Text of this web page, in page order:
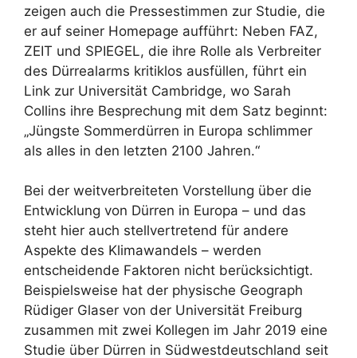
zeigen auch die Pressestimmen zur Studie, die
er auf seiner Homepage aufführt: Neben FAZ,
ZEIT und SPIEGEL, die ihre Rolle als Verbreiter
des Dürrealarms kritiklos ausfüllen, führt ein
Link zur Universität Cambridge, wo Sarah
Collins ihre Besprechung mit dem Satz beginnt:
„Jüngste Sommerdürren in Europa schlimmer
als alles in den letzten 2100 Jahren.“
Bei der weitverbreiteten Vorstellung über die
Entwicklung von Dürren in Europa – und das
steht hier auch stellvertretend für andere
Aspekte des Klimawandels – werden
entscheidende Faktoren nicht berücksichtigt.
Beispielsweise hat der physische Geograph
Rüdiger Glaser von der Universität Freiburg
zusammen mit zwei Kollegen im Jahr 2019 eine
Studie über Dürren in Südwestdeutschland seit